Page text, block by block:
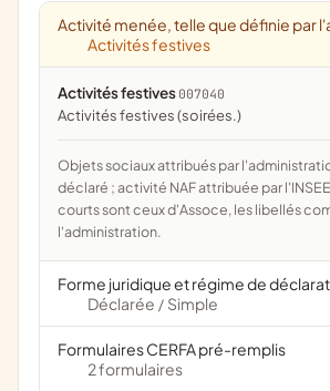
Activité menée, telle que définie par
Activités festives
Activités festives 007040
activités festives (soirées.)
Objets sociaux attribués par l'administration d'après l'objet
déclaré ; activité NAF attribuée par
courts sont ceux d'Assoce, les libellés
l'administration.
Forme juridique et régime de
Déclarée / Simple
Formulaires CERFA pré-remplis
2 formulaires